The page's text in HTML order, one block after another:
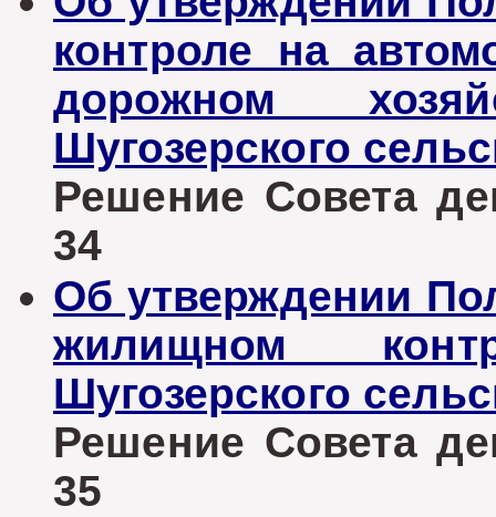
контроле на
дорожном
Шугозерского
Решение Совета
34
Об утверждении
жилищном
Шугозерского
Решение Совета
35